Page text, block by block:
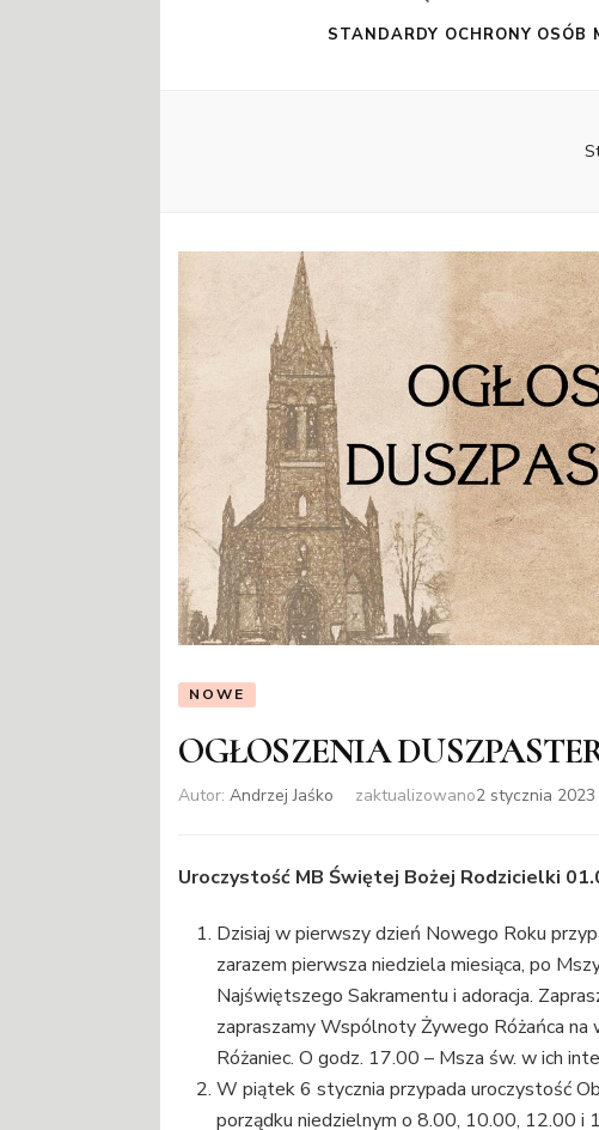
STANDARDY OCHRONY OSÓB
NOWE
OGŁOSZENIA
Autor:Andrzej Jaśko zaktualizowano2 stycznia 2023
Uroczystość MB Świętej Bożej Rodzicielki
Dzisiaj w pierwszy dzień Nowego Roku
zarazem pierwsza niedziela miesiąca, po
Najświętszego Sakramentu i adoracja.
zapraszamy Wspólnoty Żywego Różańca na
Różaniec. O godz. 17.00 – Msza św. w ich
W piątek 6 stycznia przypada uroczystość
porządku niedzielnym o 8.00, 10.00, 12.00